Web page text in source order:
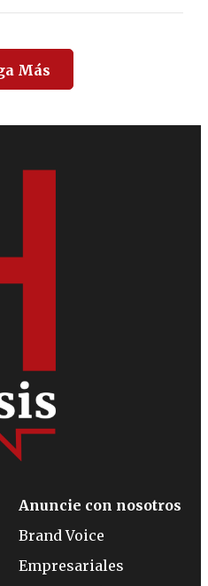
Más
Anuncie con nosotros
Brand Voice
Empresariales